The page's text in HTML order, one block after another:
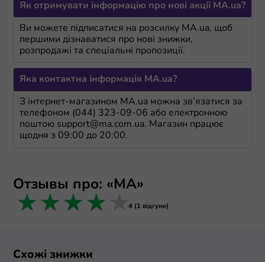
Як отримувати інформацію про нові акції MA.ua?
Ви можете підписатися на розсилку MA.ua, щоб
першими дізнаватися про нові знижки,
розпродажі та спеціальні пропозиції.
Яка контактна інформація MA.ua?
З інтернет-магазином MA.ua можна зв’язатися за
телефоном (044) 323-09-06 або електронною
поштою support@ma.com.ua. Магазин працює
щодня з 09:00 до 20:00.
Отзывы про: «МА»
5 stars
4 stars
3 stars
2 stars
1 star 4 (1 відгуки)
Схожі знижки